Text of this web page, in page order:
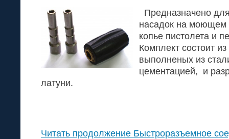
Предназначено
насадок на моющем
копье пистолета и
Комплект состоит
выполненых из
цементацией, и
латуни.
Читать продолжение Быстроразъемное